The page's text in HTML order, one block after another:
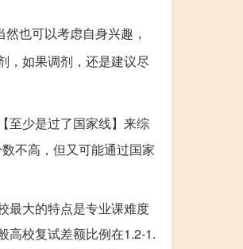
也可以考虑自身兴趣，
，如果调剂，还是建议尽
至少是过了国家线】来综
不高，但又可能通过国家
最大的特点是专业课难度
高校复试差额比例在1.2-1.